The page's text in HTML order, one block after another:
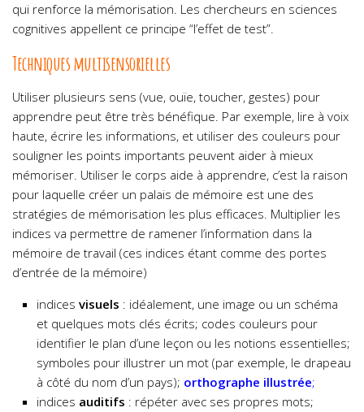
qui renforce la mémorisation. Les chercheurs en sciences
cognitives appellent ce principe “l’effet de test”.
Techniques multisensorielles
Utiliser plusieurs sens (vue, ouïe, toucher, gestes) pour
apprendre peut être très bénéfique. Par exemple, lire à voix
haute, écrire les informations, et utiliser des couleurs pour
souligner les points importants peuvent aider à mieux
mémoriser. Utiliser le corps aide à apprendre, c’est la raison
pour laquelle créer un palais de mémoire est une des
stratégies de mémorisation les plus efficaces. Multiplier les
indices va permettre de ramener l’information dans la
mémoire de travail (ces indices étant comme des portes
d’entrée de la mémoire)
indices visuels : idéalement, une image ou un schéma
et quelques mots clés écrits; codes couleurs pour
identifier le plan d’une leçon ou les notions essentielles;
symboles pour illustrer un mot (par exemple, le drapeau
à côté du nom d’un pays); orthographe illustrée;
indices auditifs : répéter avec ses propres mots;